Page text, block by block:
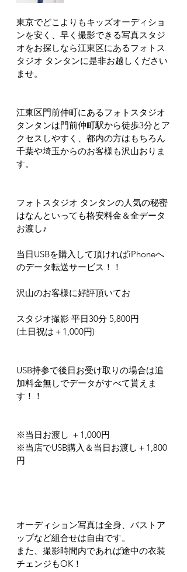
東京でどこよりもキッズオーディショ
ンを安く、早く撮影できる写真スタジ
オをお探しなら江東区にあるフォトス
タジオ タンタンに是非お越しください
ませ。
江東区門前仲町にあるフォトスタジオ
タンタンは門前仲町駅から徒歩3分とア
クセスしやすく、都内の方はもちろん
千葉や埼玉からのお客様も沢山おりま
す。
フォトスタジオ タンタンの人気の秘密
はなんといっても格安料金＆全データ
お渡し♪
当日USBを購入して頂ければiPhoneへ
のデータ転送サービス！！
沢山のお客様に好評頂いてお
スタジオ撮影 平日30分 5,800円
(土日祝は＋1,000円)
USB持参で後日お受け取りの場合は追
加料金無しでデータがすべて貰えま
す！！
※当日お渡し ＋1,000円
※当店でUSB購入＆当日お渡し＋1,800
円
オーディション写真は全身、バストア
ップなど組合せは自由です。
また、撮影時間内であれば途中の衣装
チェンジもOK！